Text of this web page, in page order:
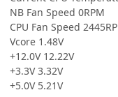
NB Fan Speed 0RPM
CPU Fan Speed
Vcore 1.48V
+12.0V 12.22V
+3.3V 3.32V
+5.0V 5.21V